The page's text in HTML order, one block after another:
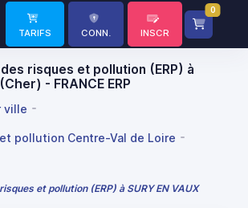
TARIFS CONN. INSCR
0
risques et pollution (ERP) à
- FRANCE ERP
ville
pollution Centre-Val de Loire
et pollution (ERP) à SURY EN VAUX